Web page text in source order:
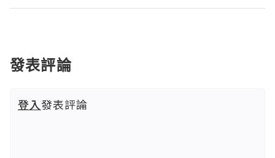
發表評論
登入發表評論